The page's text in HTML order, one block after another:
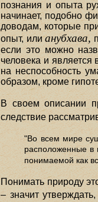
познания и опыта
начинает, подобно
доводам, которые
опыт, илианубхава,
если это можно
человека и
на неспособность
образом, кроме
В своем описании
следствие
"Во всем мире
расположенные в
понимаемой как
Понимать природу
– значит